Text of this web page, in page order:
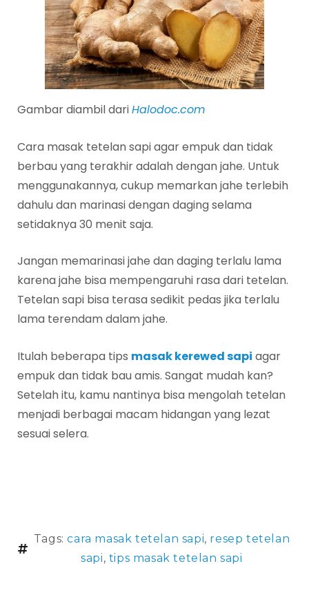
Gambar diambil dariHalodoc.com
Cara masak tetelan sapi agar empuk dan tidak
berbau yang terakhir adalah dengan jahe. Untuk
menggunakannya, cukup memarkan jahe terlebih
dahulu dan marinasi dengan daging selama
setidaknya 30 menit saja.
Jangan memarinasi jahe dan daging terlalu lama
karena jahe bisa mempengaruhi rasa dari tetelan.
Tetelan sapi bisa terasa sedikit pedas jika terlalu
lama terendam dalam jahe.
Itulah beberapa tips masak kerewed sapi agar
empuk dan tidak bau amis. Sangat mudah kan?
Setelah itu, kamu nantinya bisa mengolah tetelan
menjadi berbagai macam hidangan yang lezat
sesuai selera.
Tags:cara masak tetelan sapi, resep tetelan
sapi, tips masak tetelan sapi